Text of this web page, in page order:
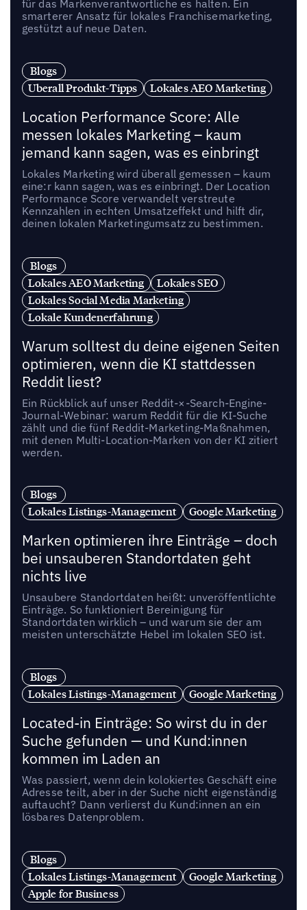
für das Markenverantwortliche es halten. Ein
smarterer Ansatz für lokales Franchisemarketing,
gestützt auf neue Daten.
Blogs
Uberall Produkt-Tipps
Lokales AEO Marketing
Location Performance Score: Alle
messen lokales Marketing – kaum
jemand kann sagen, was es einbringt
Lokales Marketing wird überall gemessen – kaum
eine:r kann sagen, was es einbringt. Der Location
Performance Score verwandelt verstreute
Kennzahlen in echten Umsatzeffekt und hilft dir,
deinen lokalen Marketingumsatz zu bestimmen.
Blogs
Lokales AEO Marketing
Lokales SEO
Lokales Social Media Marketing
Lokale Kundenerfahrung
Warum solltest du deine eigenen Seiten
optimieren, wenn die KI stattdessen
Reddit liest?
Ein Rückblick auf unser Reddit-×-Search-Engine-
Journal-Webinar: warum Reddit für die KI-Suche
zählt und die fünf Reddit-Marketing-Maßnahmen,
mit denen Multi-Location-Marken von der KI zitiert
werden.
Blogs
Lokales Listings-Management
Google Marketing
Marken optimieren ihre Einträge – doch
bei unsauberen Standortdaten geht
nichts live
Unsaubere Standortdaten heißt: unveröffentlichte
Einträge. So funktioniert Bereinigung für
Standortdaten wirklich – und warum sie der am
meisten unterschätzte Hebel im lokalen SEO ist.
Blogs
Lokales Listings-Management
Google Marketing
Located-in Einträge: So wirst du in der
Suche gefunden — und Kund:innen
kommen im Laden an
Was passiert, wenn dein kolokiertes Geschäft eine
Adresse teilt, aber in der Suche nicht eigenständig
auftaucht? Dann verlierst du Kund:innen an ein
lösbares Datenproblem.
Blogs
Lokales Listings-Management
Google Marketing
Apple for Business